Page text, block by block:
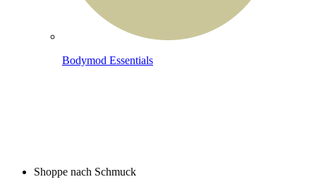
Bodymod Essentials
Shoppe nach Schmuck